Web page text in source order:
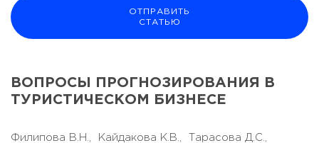
ОТПРАВИТЬ
СТАТЬЮ
ВОПРОСЫ ПРОГНОЗИРОВАНИЯ В
ТУРИСТИЧЕСКОМ БИЗНЕСЕ
Филипова В.Н., Кайдакова К.В.,
Тарасова Д.С.,